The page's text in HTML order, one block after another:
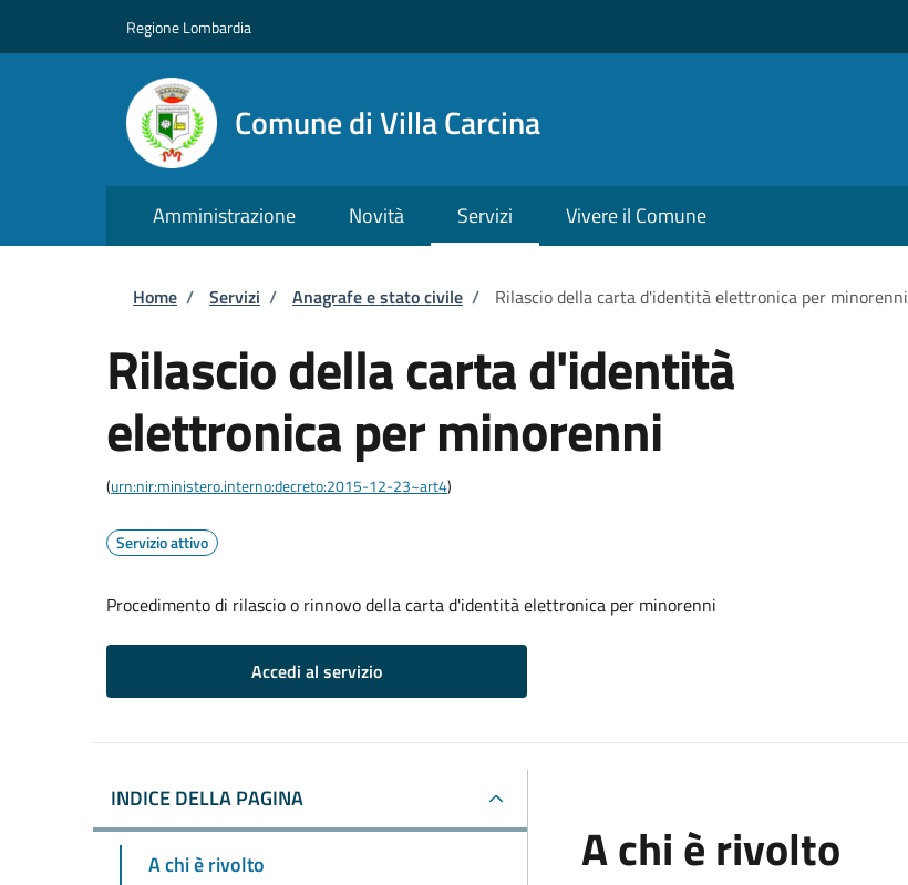
Regione Lombardia
Comune di Villa Carcina
Amministrazione Novità Servizi Vivere il Comune
Briciole di pane
Home / Servizi / Anagrafe e stato civile / Rilascio della carta d'identità elettronica per minorenni
Rilascio della carta d'identità
elettronica per minorenni
(urn:nir:ministero.interno:decreto:2015-12-23~art4)
Servizio attivo
Procedimento di rilascio o rinnovo della carta d'identità elettronica per minorenni
Accedi al servizio
INDICE DELLA PAGINA
A chi è rivolto
A chi è rivolto